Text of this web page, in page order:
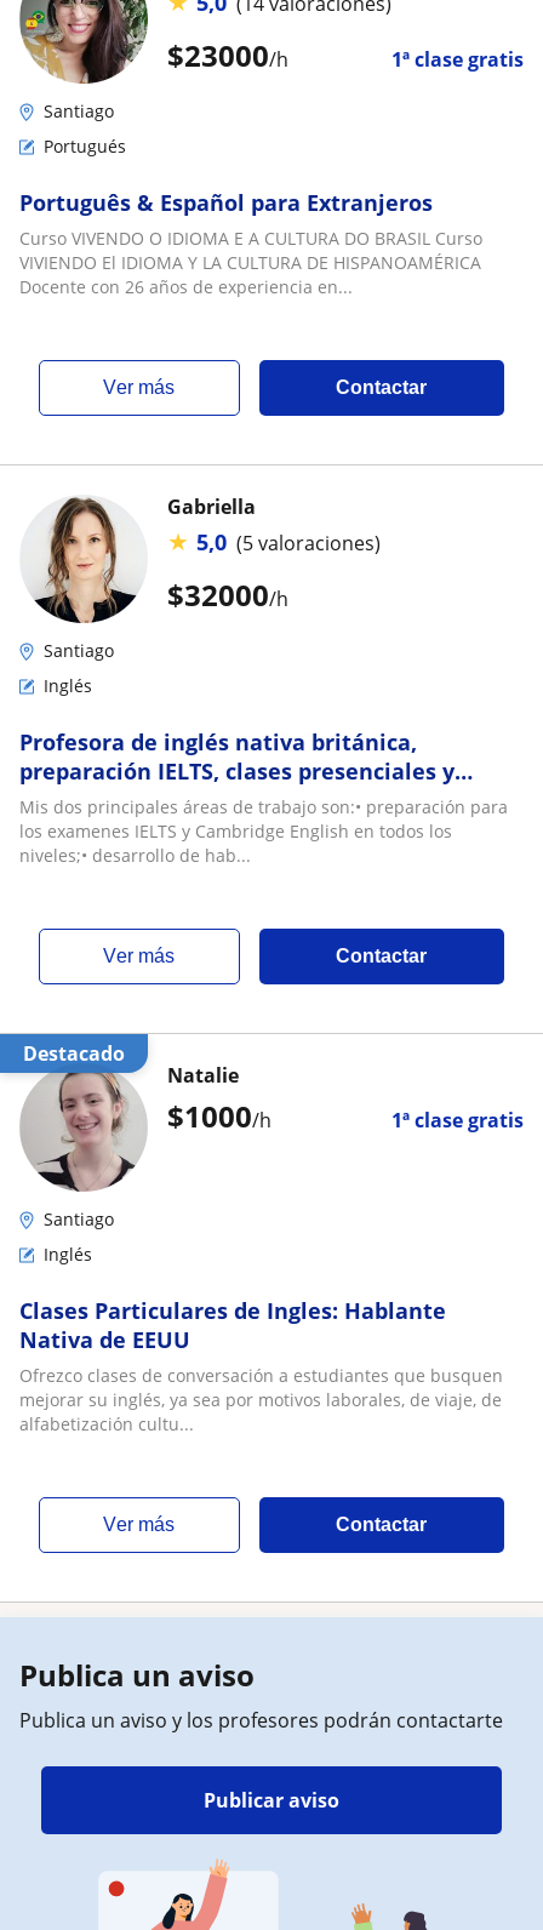
$23000/h 1ª clase gratis
Santiago
Portugués
Português & Español para Extranjeros
Curso VIVENDO O IDIOMA E A CULTURA DO BRASIL Curso
VIVIENDO El IDIOMA Y LA CULTURA DE HISPANOAMÉRICA
Docente con 26 años de experiencia en...
ver más Contactar
$32000/h
Gabriella
★ 5,0 (5 valoraciones)
Santiago
Inglés
Profesora de inglés nativa británica,
preparación IELTS, clases presenciales y
online, 20 años de experiencia docente
Mis dos principales áreas de trabajo son:• preparación para
los examenes IELTS y Cambridge English en todos los
niveles;• desarrollo de hab...
ver más Contactar
Destacado
$1000/h 1ª clase gratis
Natalie
Santiago
Inglés
Clases Particulares de Ingles: Hablante
Nativa de EEUU
Ofrezco clases de conversación a estudiantes que busquen
mejorar su inglés, ya sea por motivos laborales, de viaje, de
alfabetización cultu...
ver más Contactar
Publica un aviso
Publica un aviso y los profesores podrán contactarte
Publicar aviso